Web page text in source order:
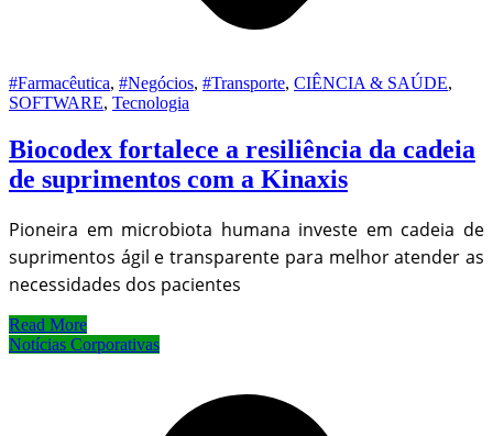
#Farmacêutica, #Negócios, #Transporte, CIÊNCIA & SAÚDE,
SOFTWARE, Tecnologia
Biocodex fortalece a resiliência da cadeia
de suprimentos com a Kinaxis
Pioneira em microbiota humana investe em cadeia de
suprimentos ágil e transparente para melhor atender as
necessidades dos pacientes
Read More
Notícias Corporativas